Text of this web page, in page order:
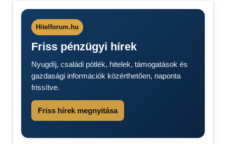
ára
Élelmiszer
árak 2026
Élelmiszer
áremelés
Étolaj
percről
KSH
Hitelforum.hu
Friss pénzügyi hírek
Nyugdíj, családi pótlék, hitelek, támogatások és
gazdasági információk közérthetően, naponta
frissítve.
Friss hírek megnyitása